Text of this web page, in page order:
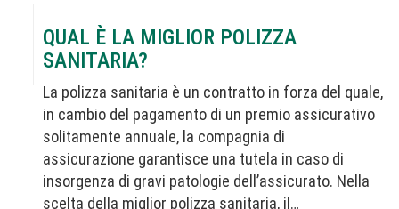
QUAL È LA MIGLIOR POLIZZA
SANITARIA?
La polizza sanitaria è un contratto in forza del quale,
in cambio del pagamento di un premio assicurativo
solitamente annuale, la compagnia di
assicurazione garantisce una tutela in caso di
insorgenza di gravi patologie dell’assicurato. Nella
scelta della miglior polizza sanitaria, il…